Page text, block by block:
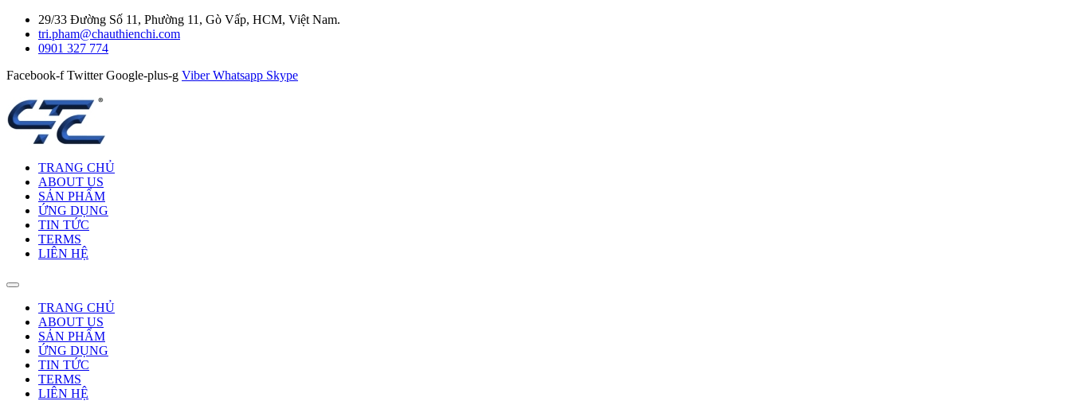
29/33 Đường Số 11, Phường 11, Gò Vấp, HCM, Việt Nam.
tri.pham@chauthienchi.com
0901 327 774
Facebook-f Twitter Google-plus-g Viber Whatsapp Skype
TRANG CHỦ
ABOUT US
SẢN PHẨM
ỨNG DỤNG
TIN TỨC
TERMS
LIÊN HỆ
TRANG CHỦ
ABOUT US
SẢN PHẨM
ỨNG DỤNG
TIN TỨC
TERMS
LIÊN HỆ